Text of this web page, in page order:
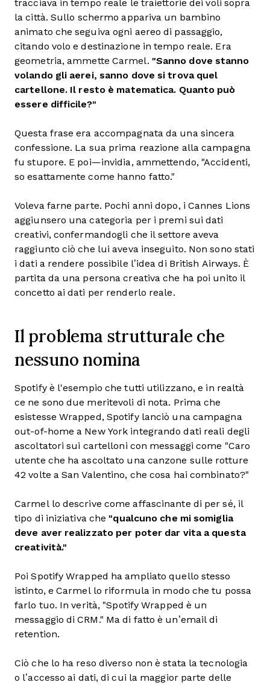
tracciava in tempo reale le traiettorie dei voli sopra
la città. Sullo schermo appariva un bambino
animato che seguiva ogni aereo di passaggio,
citando volo e destinazione in tempo reale. Era
geometria, ammette Carmel. "Sanno dove stanno
volando gli aerei, sanno dove si trova quel
cartellone. Il resto è matematica. Quanto può
essere difficile?"
Questa frase era accompagnata da una sincera
confessione. La sua prima reazione alla campagna
fu stupore. E poi—invidia, ammettendo, "Accidenti,
so esattamente come hanno fatto."
Voleva farne parte. Pochi anni dopo, i Cannes Lions
aggiunsero una categoria per i premi sui dati
creativi, confermandogli che il settore aveva
raggiunto ciò che lui aveva inseguito. Non sono stati
i dati a rendere possibile l’idea di British Airways. È
partita da una persona creativa che ha poi unito il
concetto ai dati per renderlo reale.
Il problema strutturale che
nessuno nomina
Spotify è l'esempio che tutti utilizzano, e in realtà
ce ne sono due meritevoli di nota. Prima che
esistesse Wrapped, Spotify lanciò una campagna
out-of-home a New York integrando dati reali degli
ascoltatori sui cartelloni con messaggi come "Caro
utente che ha ascoltato una canzone sulle rotture
42 volte a San Valentino, che cosa hai combinato?"
Carmel lo descrive come affascinante di per sé, il
tipo di iniziativa che "qualcuno che mi somiglia
deve aver realizzato per poter dar vita a questa
creatività."
Poi Spotify Wrapped ha ampliato quello stesso
istinto, e Carmel lo riformula in modo che tu possa
farlo tuo. In verità, "Spotify Wrapped è un
messaggio di CRM." Ma di fatto è un’email di
retention.
Ciò che lo ha reso diverso non è stata la tecnologia
o l’accesso ai dati, di cui la maggior parte delle